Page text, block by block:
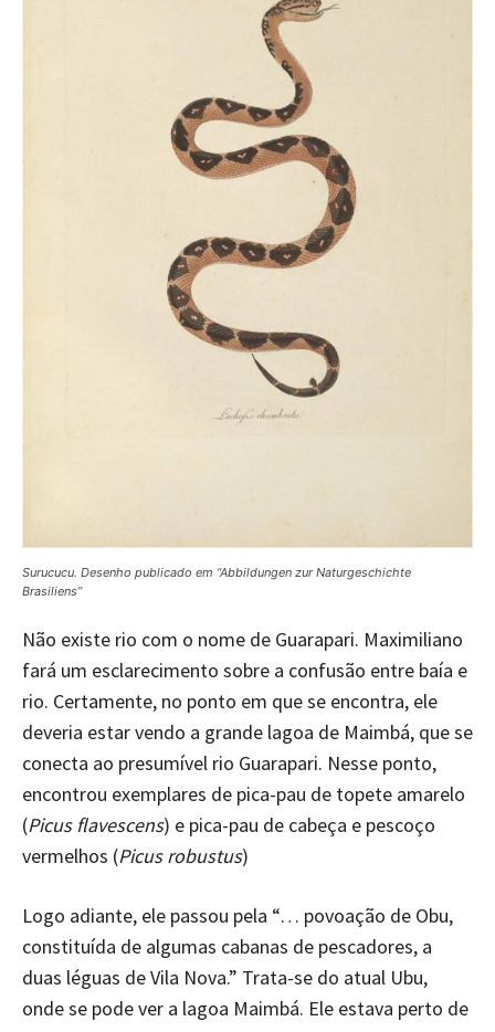
Surucucu. Desenho publicado em “Abbildungen zur Naturgeschichte
Brasiliens”
Não existe rio com o nome de Guarapari. Maximiliano
fará um esclarecimento sobre a confusão entre baía e
rio. Certamente, no ponto em que se encontra, ele
deveria estar vendo a grande lagoa de Maimbá, que se
conecta ao presumível rio Guarapari. Nesse ponto,
encontrou exemplares de pica-pau de topete amarelo
(Picus flavescens) e pica-pau de cabeça e pescoço
vermelhos (Picus robustus)
Logo adiante, ele passou pela “… povoação de Obu,
constituída de algumas cabanas de pescadores, a
duas léguas de Vila Nova.” Trata-se do atual Ubu,
onde se pode ver a lagoa Maimbá. Ele estava perto de